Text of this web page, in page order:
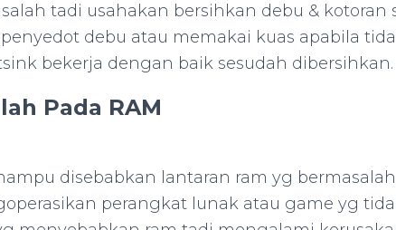
tadi usahakan bersihkan debu & kotoran
debu atau memakai kuas apabila
bekerja dengan baik sesudah dibersihkan.
Pada RAM
disebabkan lantaran ram yg
perangkat lunak atau game yg